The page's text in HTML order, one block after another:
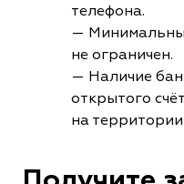
телефона.
—
не ограничен.
— Наличие
открытого
на